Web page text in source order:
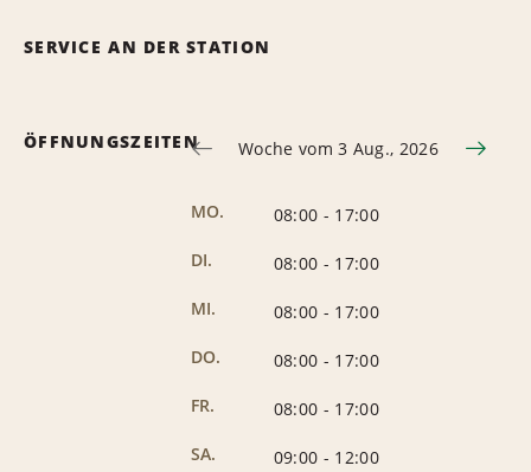
SERVICE AN DER STATION
ÖFFNUNGSZEITEN Woche vom 3 Aug., 2026
MO. 08:00 - 17:00
DI.
08:00 - 17:00
MI.
08:00 - 17:00
DO.
08:00 - 17:00
FR.
08:00 - 17:00
SA.
09:00 - 12:00